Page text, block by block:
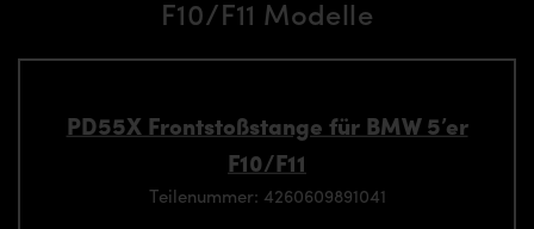
F10/F11 Modelle
PD55X Frontstoßstange für BMW 5’er
F10/F11
Teilenummer: 4260609891041